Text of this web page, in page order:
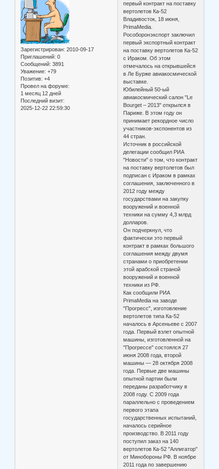
Зарегистрирован: 2010-09-17
Приглашений: 0
Сообщений: 3891
Уважение: +79
Позитив: +4
Провел на форуме:
1 месяц 12 дней
Последний визит:
2025-12-22 22:59:30
первый контракт на поставку
вертолетов Ка-52
Владивосток, 18 июня,
PrimaMedia.
Рособоронэкспорт заключил
первый экспортный контракт
на поставку вертолетов Ка-52
с Ираком. Об этом
отмечалось на открывшейся
в Ле Бурже авиакосмической
выставке.
Юбилейный 50-ый
авиакосмический салон "Le
Bourget – 2013" открылся в
Париже. В этом году он
принимает рекордное число
участников-экспонентов из
44 стран.
Источник в российской
делегации сообщил РИА
"Новости" о том, что контракт
на поставку вертолетов был
подписан с Ираком в рамках
соглашения, заключенного в
2012 году между
государствами на закупку
вооружений и военной
техники на сумму 4,3 млрд
долларов.
Он подчеркнул, что
фактически это первый
контракт в рамках большого
соглашения между двумя
странами о приобретении
этой арабской страной
вооружений и военной
техники из РФ.
Как сообщили РИА
PrimaMedia на заводе
"Прогресс", изготовление
вертолетов типа Ка-52
началось в Арсеньеве с 2007
года. Первый взлет опытной
машины, изготовленной на
"Прогрессе" состоялся 27
июня 2008 года, второй
машины — 28 октября 2008
года. Первые две машины
опытной партии были
переданы разработчику в
2008 году. С 2009 года
параллельно с проведением
первого этапа
государственных испытаний,
началось серийное
производство. В 2011 году
поступил заказ на 140
вертолетов Ка-52 "Аллигатор"
от Минобороны РФ. В ноябре
2011 года по завершению